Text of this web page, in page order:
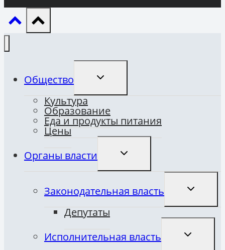
Общество
ПЕРЕКЛЮЧИТЬ
ДОЧЕРНЕЕ
Культура
Образование
Еда и продукты питания
Цены
Органы власти
ПЕРЕКЛЮЧИТЬ
ДОЧЕРНЕЕ
Законодательная власть
Депутаты
Исполнительная власть